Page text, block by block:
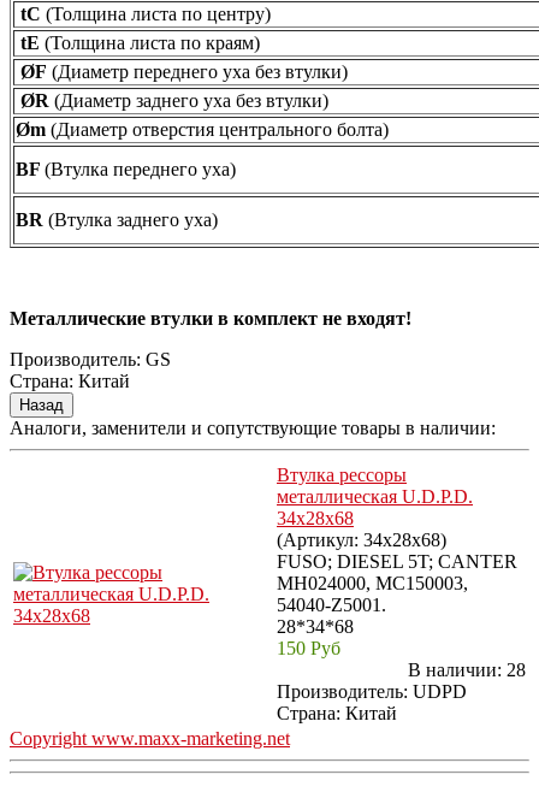
tC (Толщина листа по центру)
tE (Толщина листа по краям)
ØF (Диаметр переднего уха без втулки)
ØR (Диаметр заднего уха без втулки)
Øm (Диаметр отверстия центрального болта)
BF (Втулка переднего уха)
BR (Втулка заднего уха)
Металлические втулки в комплект не входят!
Производитель: GS
Страна: Китай
Аналоги, заменители и сопутствующие товары в наличии:
Втулка рессоры
металлическая U.D.P.D.
34x28x68
(Артикул: 34x28x68)
FUSO; DIESEL 5T; CANTER
MH024000, MC150003,
54040-Z5001.
28*34*68
150 Руб
В наличии: 28
Производитель: UDPD
Страна: Китай
Copyright www.maxx-marketing.net